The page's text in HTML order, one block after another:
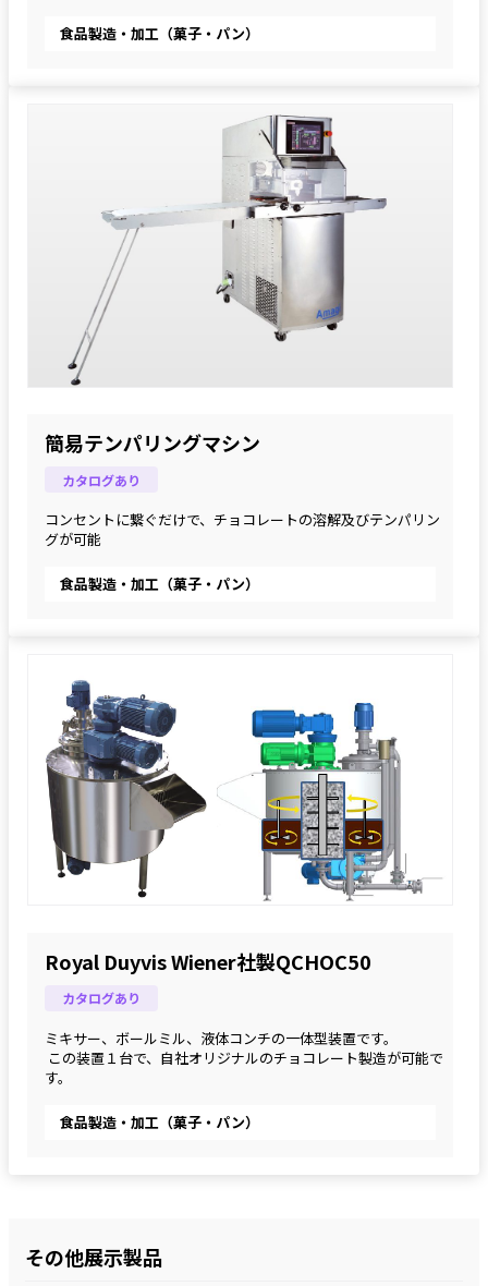
食品製造・加工（菓子・パン）
簡易テンパリングマシン
カタログあり
コンセントに繋ぐだけで、チョコレートの溶解及びテンパリン
グが可能
食品製造・加工（菓子・パン）
Royal Duyvis Wiener社製QCHOC50
カタログあり
ミキサー、ボールミル、液体コンチの一体型装置です。
この装置１台で、自社オリジナルのチョコレート製造が可能で
す。
食品製造・加工（菓子・パン）
その他展示製品